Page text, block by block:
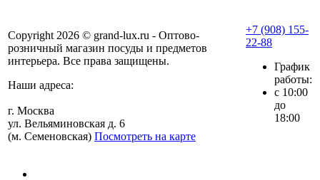
Copyright 2026 © grand-lux.ru - Оптово-
розничный магазин посуды и предметов
интерьера. Все права защищены.
Наши адреса:
г. Москва
ул. Вельяминовская д. 6
(м. Семеновская) Посмотреть на карте
+7 (908) 155-
22-88
График
работы:
с 10:00
до
18:00